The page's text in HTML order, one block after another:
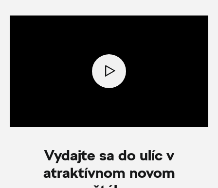
Vydajte sa do ulíc v
atraktívnom novom